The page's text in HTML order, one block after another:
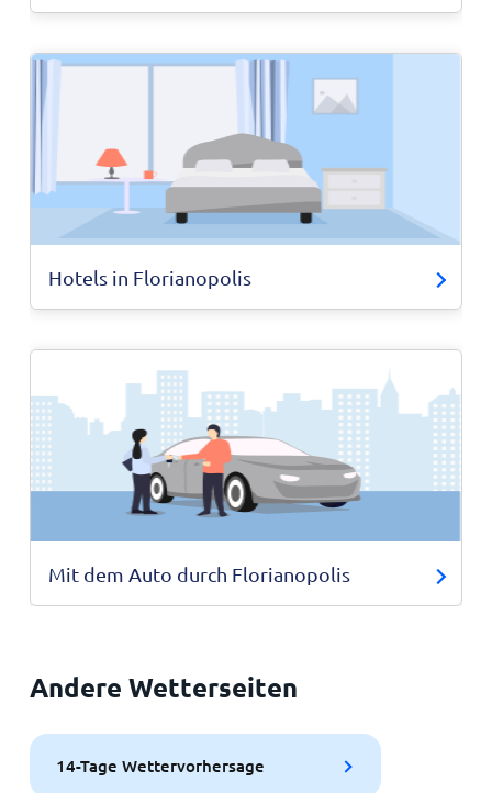
Hotels in Florianopolis
Mit dem Auto durch Florianopolis
Andere Wetterseiten
14-Tage Wettervorhersage